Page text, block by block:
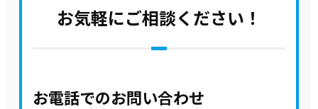
お気軽にご相談ください！
お電話でのお問い合わせ